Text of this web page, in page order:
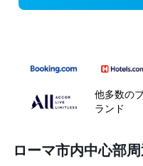
他多数の
ランド
ローマ市内中心部